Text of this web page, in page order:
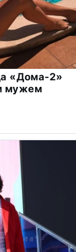
«Дома-2»
мужем